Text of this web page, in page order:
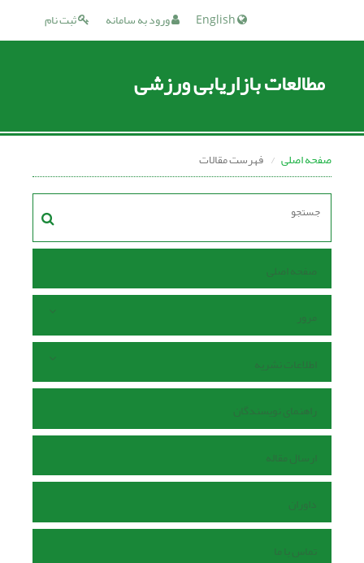
ثبت نام ورود به سامانه
مطالعات بازاریابی ورزشی
صفحه اصلی فهرست مقالات
صفحه اصلی
مرور
اطلاعات نشریه
راهنمای نویسندگان
ارسال مقاله
داوران
تماس با ما